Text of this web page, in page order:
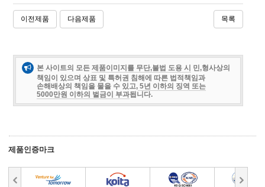
이전제품 다음제품 목록
본 사이트의 모든제품이미지를 무단,불법 도용 시 민,형사상의
책임이 있으며 상표 및 특허권 침해에 따른 법적책임과
손해배상의 책임을 물을 수 있고, 5년 이하의 징역 또는
5000만원 이하의 벌금이 부과됩니다.
제품인증마크